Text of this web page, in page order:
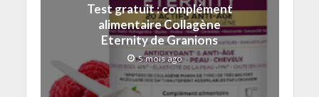
Test gratuit : complément
alimentaire Collagène
Eternity de Granions
5 mois ago